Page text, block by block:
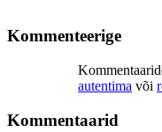
Kommenteerige
autentima või
Kommentaarid